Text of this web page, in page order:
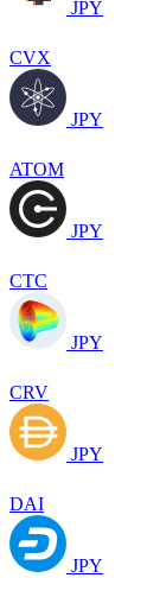
JPY
CVX
JPY
ATOM
JPY
CTC
JPY
CRV
JPY
DAI
JPY